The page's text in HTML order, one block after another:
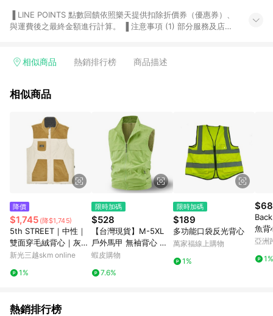
與運費後之最終金額進行計算。 ▐ 注意事項 (1) 部分服務及店家
Smart mobile、神腦生活、JS巨盛、樂天KOBO電子書，請詳閱
台灣樂天市場，並在同一瀏覽器於24小時內結帳，才享有 LINE
市場 45 天內完成訂單出貨及結帳，則不符合贈點資格。 (4) 如
使用APP、或中途瀏覽比價網、回饋網、Google等其他網頁、或
由網頁版(電腦版/手機版網頁)切換為App都將會造成追蹤中斷而
無法進行 LINE POINTS 回饋。 (5) LINE 購物為購物資訊整合性
平台，商品資料更新會有時間差，如顯示之商品規格、顏色、價
位、贈品與台灣樂天市場銷售網頁不符，以銷售網頁標示為準。
(6) 導購訂單已逾 365 天，根據台灣樂天回饋規定，逾期訂單將
點數回饋或點數回饋有爭議，台灣樂天市場保有更改條款與法律
追訴之權利，活動詳情以樂天市場網站公告為準。
相似商品 熱銷排行榜 商品描述
相似商品
降價
$1,745 (降$1,745)
5th STREET｜中性｜
雙面穿毛絨背心｜灰卡
其
新光三越skm online
1%
限時加碼
$528
【台灣現貨】M-5XL
戶外馬甲 無袖背心 輕
薄透氣 四季多功能 四
釣魚坎肩 柔軟舒適 大
蝦皮購物
7.6%
限時加碼
$189
多功能口袋反光背心
萬家福線上購物
1%
魚背
22/
亞洲
1%
熱銷排行榜